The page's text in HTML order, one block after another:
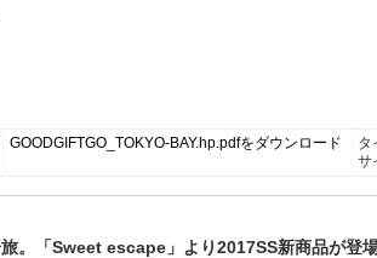
GOODGIFTGO_TOKYO-BAY.hp.pdfをダウンロード
タ
サ
。「Sweet escape」より2017SS新商品が登場